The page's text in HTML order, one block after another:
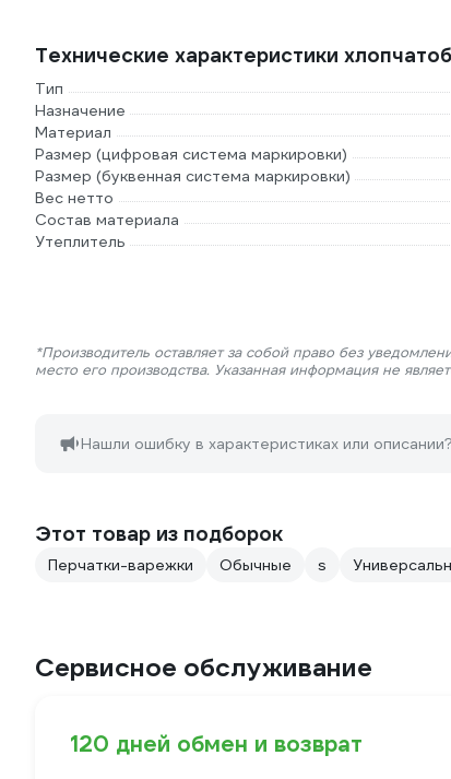
Технические характеристики
Тип
Назначение
Материал
Размер (цифровая система маркировки)
Размер (буквенная система маркировки)
Вес нетто
Состав материала
Утеплитель
*Производитель оставляет за собой право без
место его производства. Указанная информация не
Нашли ошибку в характеристиках или описании?
Этот товар из подборок
Перчатки-варежки Обычные s
Сервисное обслуживание
120 дней обмен и возврат